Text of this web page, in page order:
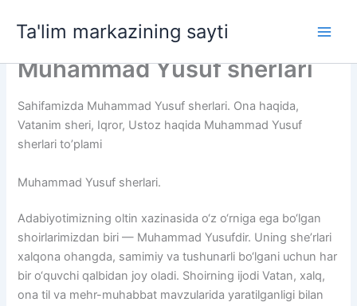
Ta'lim markazining sayti
Muhammad Yusuf sherlari
Sahifamizda Muhammad Yusuf sherlari. Ona haqida,
Vatanim sheri, Iqror, Ustoz haqida Muhammad Yusuf
sherlari to’plami
Muhammad Yusuf sherlari.
Adabiyotimizning oltin xazinasida o‘z o‘rniga ega bo‘lgan
shoirlarimizdan biri — Muhammad Yusufdir. Uning she’rlari
xalqona ohangda, samimiy va tushunarli bo‘lgani uchun har
bir o‘quvchi qalbidan joy oladi. Shoirning ijodi Vatan, xalq,
ona til va mehr-muhabbat mavzularida yaratilganligi bilan